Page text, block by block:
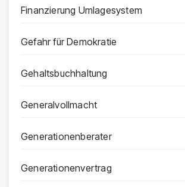
Finanzierung Umlagesystem
Gefahr für Demokratie
Gehaltsbuchhaltung
Generalvollmacht
Generationenberater
Generationenvertrag